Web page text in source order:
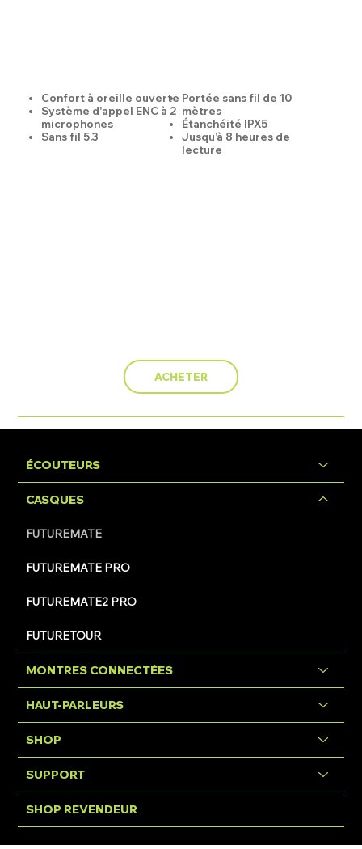
Confort à oreille ouverte
Système d'appel ENC à 2
microphones
Sans fil 5.3
Portée sans fil de 10
mètres
Étanchéité IPX5
Jusqu’à 8 heures de
lecture
ACHETER
ÉCOUTEURS
CASQUES
FUTUREMATE
FUTUREMATE PRO
FUTUREMATE2 PRO
FUTURETOUR
MONTRES CONNECTÉES
HAUT-PARLEURS
SHOP
SUPPORT
SHOP REVENDEUR